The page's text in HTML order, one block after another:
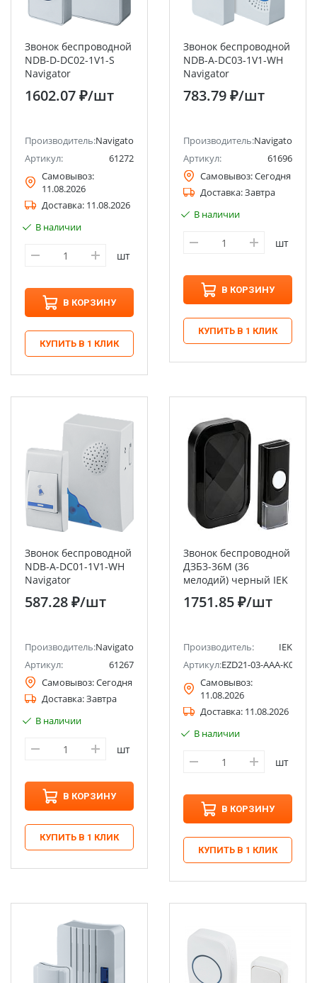
Звонок беспроводной
NDB-D-DC02-1V1-S
Navigator
1602.07 ₽/шт
Производитель:Navigator
Артикул:
61272
Самовывоз:
11.08.2026
Доставка: 11.08.2026
В наличии
шт
В КОРЗИНУ
КУПИТЬ В 1 КЛИК
Звонок беспроводной
NDB-A-DC03-1V1-WH
Navigator
783.79 ₽/шт
Производитель:Navigator
Артикул:
61696
Самовывоз:Сегодня
Доставка:Завтра
В наличии
шт
В КОРЗИНУ
КУПИТЬ В 1 КЛИК
Звонок беспроводной
NDB-A-DC01-1V1-WH
Navigator
587.28 ₽/шт
Производитель:Navigator
Артикул:
61267
Самовывоз:Сегодня
Доставка:Завтра
В наличии
шт
В КОРЗИНУ
КУПИТЬ В 1 КЛИК
Звонок беспроводной
ДЗБ3-36М (36
мелодий) черный IEK
1751.85 ₽/шт
Производитель:
IEK
Артикул:EZD21-03-AAA-K02
Самовывоз:
11.08.2026
Доставка: 11.08.2026
В наличии
шт
В КОРЗИНУ
КУПИТЬ В 1 КЛИК